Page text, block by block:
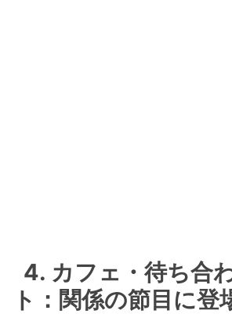
4. カフェ・待ち合
ト：関係の節目に登